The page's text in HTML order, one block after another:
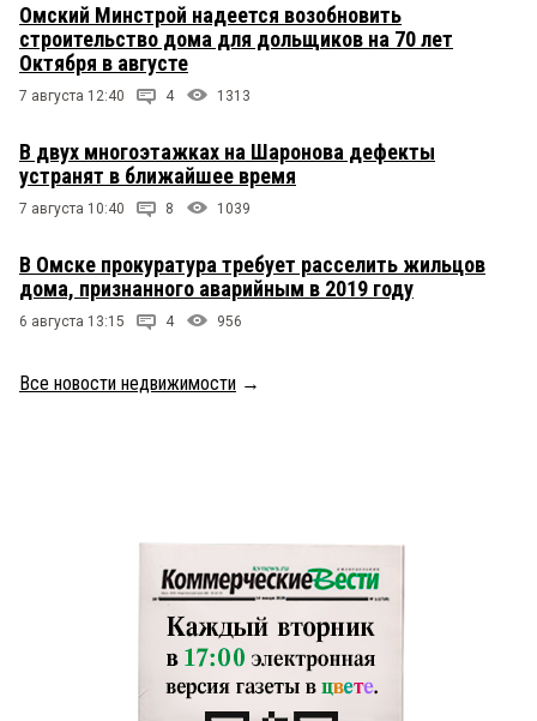
Омский Минстрой надеется возобновить
строительство дома для дольщиков на 70 лет
Октября в августе
7 августа 12:40 4 1313
В двух многоэтажках на Шаронова дефекты
устранят в ближайшее время
7 августа 10:40 8 1039
В Омске прокуратура требует расселить жильцов
дома, признанного аварийным в 2019 году
6 августа 13:15 4 956
Все новости недвижимости →